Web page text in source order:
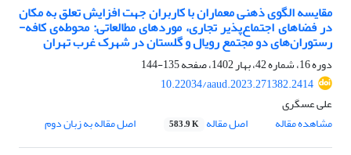
مقایسه الگوی ذهنی معماران با کاربران جهت افزایش تعلق به مکان
در فضاهای اجتماع‌پذیر تجاری، موردهای مطالعاتی: محوطه‌ی کافه-
رستوران‌های دو مجتمع رویال و گلستان در شهرک غرب تهران
دوره 16، شماره 42، بهار 1402، صفحه
135-144
10.22034/aaud.2023.271382.2414
علی عسگری
مشاهده مقاله
اصل مقاله 583.9 K اصل مقاله به زبان دوم